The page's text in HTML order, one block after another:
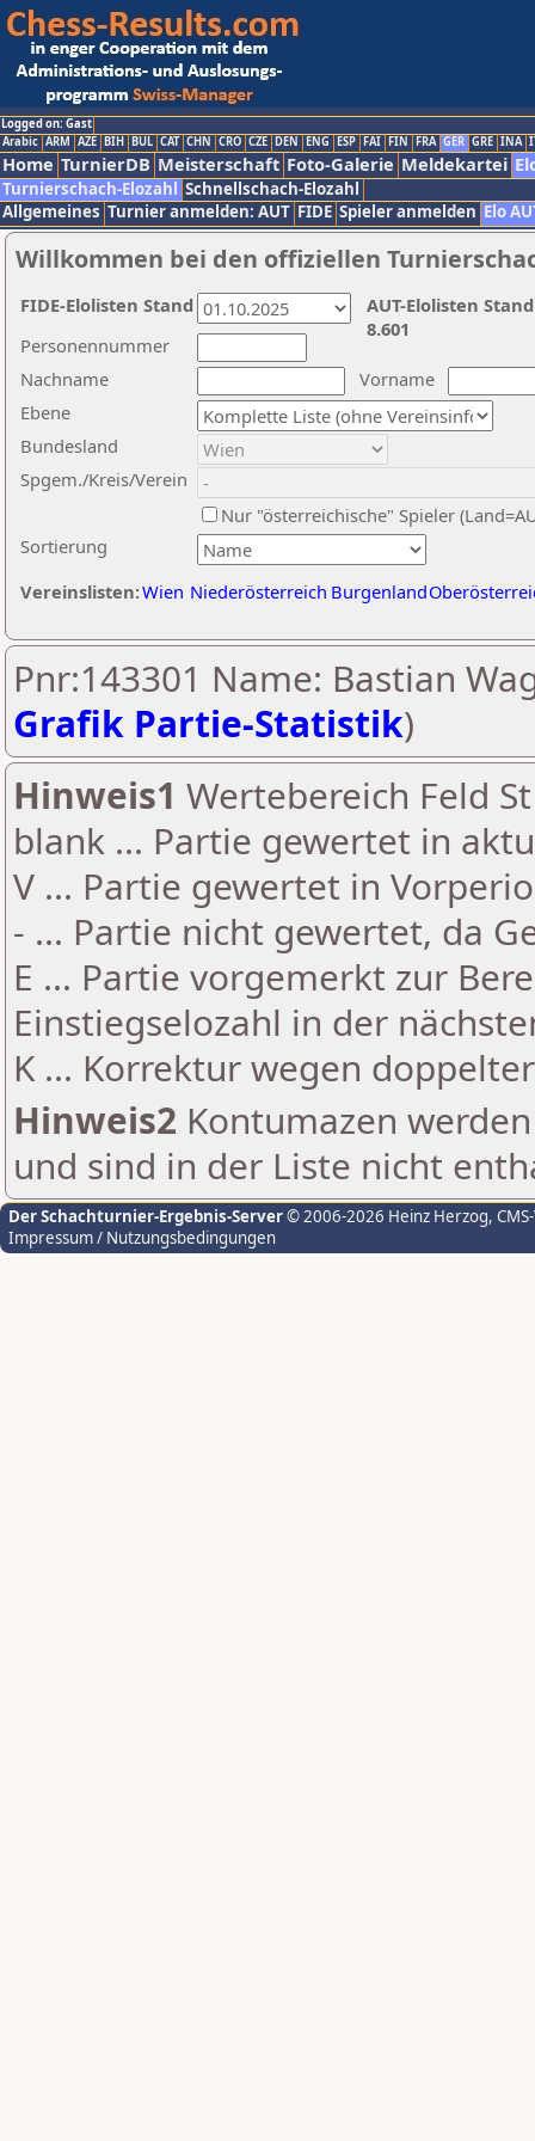
Logged on: Gast
Arabic ARM AZE BIH BUL CAT CHN CRO CZE DEN ENG ESP FAI FIN FRA GER GRE INA
Home TurnierDB Meisterschaft Foto-Galerie Meldekartei
Turnierschach-Elozahl Schnellschach-Elozahl
Allgemeines Turnier anmelden: AUT FIDE Spieler anmelden Elo
Willkommen bei den offiziellen
Nachname
Vorname
Ebene
Sortierung
Personennummer
Bundesland
Spgem./Kreis/Verein
Nur "österreichische" Spieler
Vereinslisten:Wien Niederösterreich Burgenland
AUT-Elolisten
8.601
FIDE-Elolisten Stand
Pnr:143301 Name: Bastian
Grafik Partie-Statistik)
Hinweis1 Wertebereich Feld
blank ... Partie gewertet in
V ... Partie gewertet in
- ... Partie nicht gewertet, da
E ... Partie vorgemerkt zur
Einstiegselozahl in der
K ... Korrektur wegen
Hinweis2 Kontumazen
und sind in der Liste nicht
Der Schachturnier-Ergebnis-Server© 2006-2026 Heinz Herzog,
Impressum / Nutzungsbedingungen